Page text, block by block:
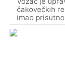
čakovečkih
imao